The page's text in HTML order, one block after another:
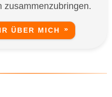
zusammenzubringen.
ÜBER MICH